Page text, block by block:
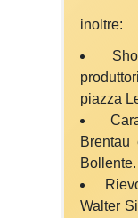
inoltre:
piazza
Bollente.
Walter